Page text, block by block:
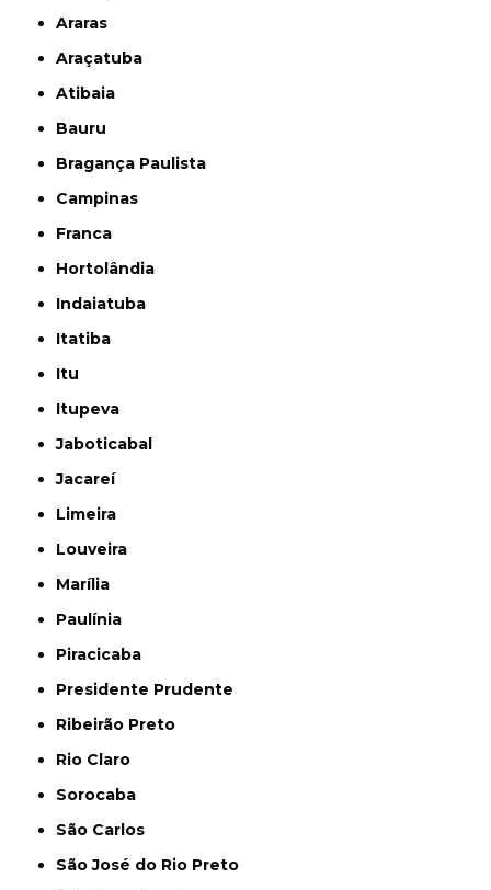
Araras
Araçatuba
Atibaia
Bauru
Bragança Paulista
Campinas
Franca
Hortolândia
Indaiatuba
Itatiba
Itu
Itupeva
Jaboticabal
Jacareí
Limeira
Louveira
Marília
Paulínia
Piracicaba
Presidente Prudente
Ribeirão Preto
Rio Claro
Sorocaba
São Carlos
São José do Rio Preto